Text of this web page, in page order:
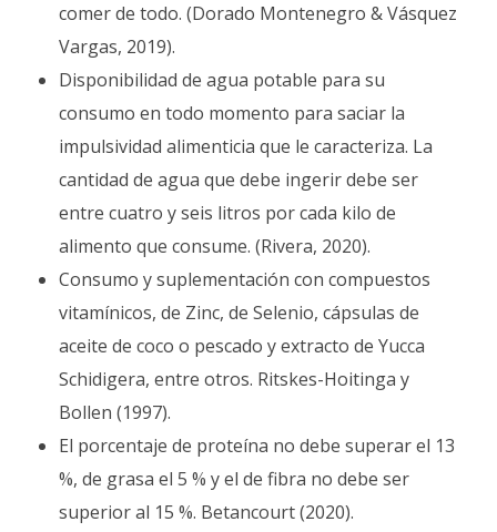
comer de todo. (Dorado Montenegro & Vásquez
Vargas, 2019).
Disponibilidad de agua potable para su
consumo en todo momento para saciar la
impulsividad alimenticia que le caracteriza. La
cantidad de agua que debe ingerir debe ser
entre cuatro y seis litros por cada kilo de
alimento que consume. (Rivera, 2020).
Consumo y suplementación con compuestos
vitamínicos, de Zinc, de Selenio, cápsulas de
aceite de coco o pescado y extracto de Yucca
Schidigera, entre otros. Ritskes-Hoitinga y
Bollen (1997).
El porcentaje de proteína no debe superar el 13
%, de grasa el 5 % y el de fibra no debe ser
superior al 15 %. Betancourt (2020).